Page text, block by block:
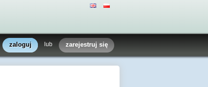
zaloguj lub zarejestruj się